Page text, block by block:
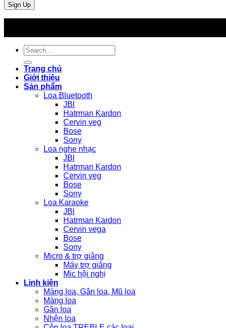
Search
for:
Trang chủ
Giới thiệu
Sản phẩm
Loa Bluetooth
JBl
Hatrman Kardon
Cervin veg
Bose
Sony
Loa nghe nhạc
JBl
Hatrman Kardon
Cervin veg
Bose
Sony
Loa Karaoke
JBl
Hatrman Kardon
Cervin vega
Bose
Sony
Micro & trợ giảng
Máy trợ giảng
Mic hội nghị
Linh kiện
Màng loa, Gân loa, Mũ loa
Màng loa
Gân loa
Nhện loa